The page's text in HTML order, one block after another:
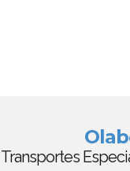
Transportes